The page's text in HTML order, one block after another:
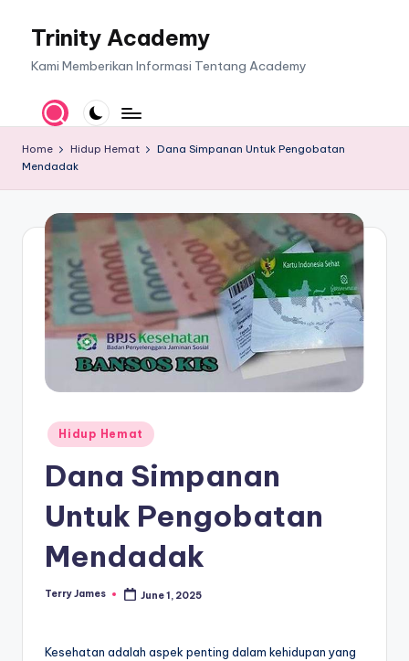
Trinity Academy
Kami Memberikan Informasi Tentang Academy
Home Hidup Hemat
Dana Simpanan Untuk Pengobatan
Mendadak
Posted
in
Hidup Hemat
Dana Simpanan
Untuk Pengobatan
Mendadak
Posted
Terry James June 1, 2025
Kesehatan adalah aspek penting dalam kehidupan yang